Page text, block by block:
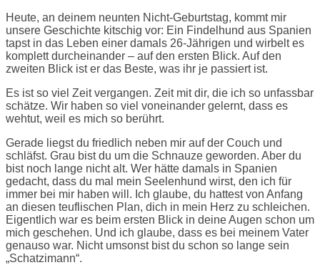
Heute, an deinem neunten Nicht-Geburtstag, kommt mir
unsere Geschichte kitschig vor: Ein Findelhund aus Spanien
tapst in das Leben einer damals 26-Jährigen und wirbelt es
komplett durcheinander – auf den ersten Blick. Auf den
zweiten Blick ist er das Beste, was ihr je passiert ist.
Es ist so viel Zeit vergangen. Zeit mit dir, die ich so unfassbar
schätze. Wir haben so viel voneinander gelernt, dass es
wehtut, weil es mich so berührt.
Gerade liegst du friedlich neben mir auf der Couch und
schläfst. Grau bist du um die Schnauze geworden. Aber du
bist noch lange nicht alt. Wer hätte damals in Spanien
gedacht, dass du mal mein Seelenhund wirst, den ich für
immer bei mir haben will. Ich glaube, du hattest von Anfang
an diesen teuflischen Plan, dich in mein Herz zu schleichen.
Eigentlich war es beim ersten Blick in deine Augen schon um
mich geschehen. Und ich glaube, dass es bei meinem Vater
genauso war. Nicht umsonst bist du schon so lange sein
„Schatzimann“.